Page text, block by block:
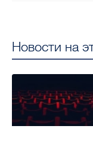
Новости на